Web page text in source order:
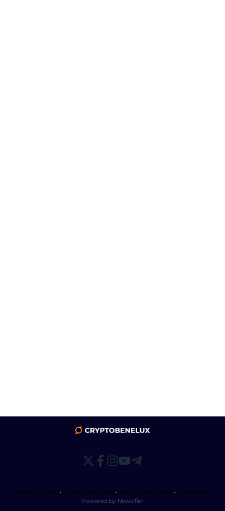
Privacybeleid•Correctiebeleid• Redactiebeleid •Disclaimer
Powered by Newsifier